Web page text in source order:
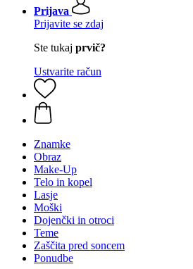
Prijava
Prijavite se zdaj
Ste tukaj prvič?
Ustvarite račun
Znamke
Obraz
Make-Up
Telo in kopel
Lasje
Moški
Dojenčki in otroci
Teme
Zaščita pred soncem
Ponudbe